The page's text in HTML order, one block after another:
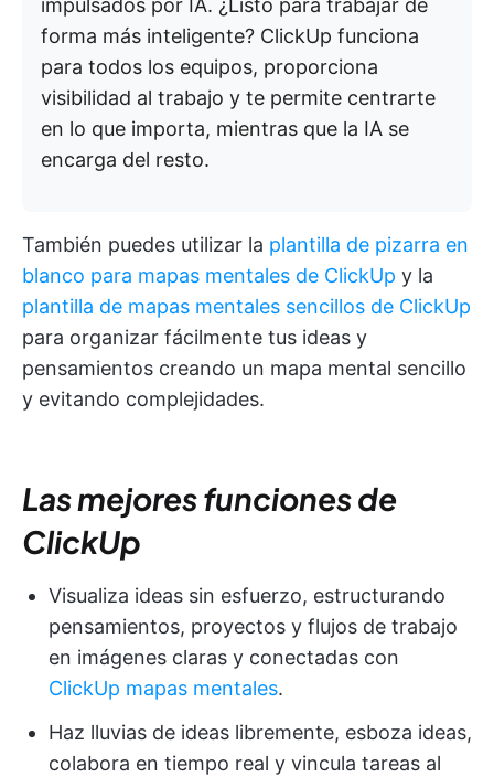
impulsados por IA. ¿Listo para trabajar de
forma más inteligente? ClickUp funciona
para todos los equipos, proporciona
visibilidad al trabajo y te permite centrarte
en lo que importa, mientras que la IA se
encarga del resto.
También puedes utilizar la plantilla de pizarra en
blanco para mapas mentales de ClickUp y la
plantilla de mapas mentales sencillos de ClickUp
para organizar fácilmente tus ideas y
pensamientos creando un mapa mental sencillo
y evitando complejidades.
Las mejores funciones de
ClickUp
Visualiza ideas sin esfuerzo, estructurando
pensamientos, proyectos y flujos de trabajo
en imágenes claras y conectadas con
ClickUp mapas mentales.
Haz lluvias de ideas libremente, esboza ideas,
colabora en tiempo real y vincula tareas al